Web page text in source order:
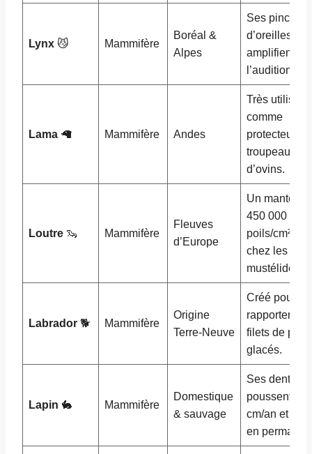
Lynx 😼 Mammifère
Boréal &
Alpes
Ses
d’oreilles
amplifient
l’audition.
Lama 🦙 Mammifère Andes
Très utilisé
comme
protecteur de
troupeaux
d’ovins.
Loutre 🦦 Mammifère
Fleuves
d’Europe
Un manteau
450 000
poils/cm²,
chez les
mustélidés.
Labrador 🐕 Mammifère
Origine
Terre-Neuve
Créé pour
rapporter les
filets de
glacés.
Lapin 🐇 Mammifère
Domestique
& sauvage
Ses dents
poussent 12
cm/an et
en